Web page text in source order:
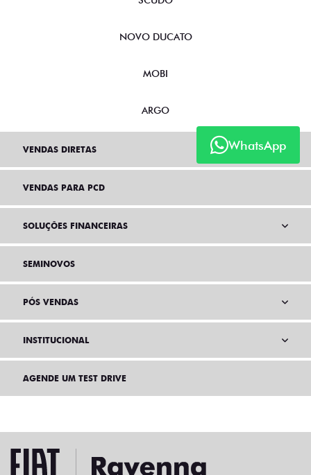
WhatsApp
NOVO DUCATO
MOBI
ARGO
VENDAS DIRETAS
VENDAS PARA PCD
SOLUÇÕES FINANCEIRAS
SEMINOVOS
PÓS VENDAS
INSTITUCIONAL
AGENDE UM TEST DRIVE